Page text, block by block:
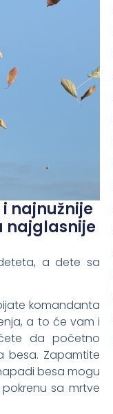
najnužnije
najglasnije
a dete sa
komandanta
a to će vam i
da početno
besa. Zapamtite
besa mogu
sa mrtve